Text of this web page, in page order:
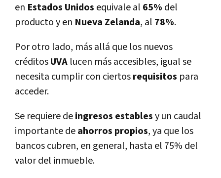
en Estados Unidos equivale al 65% del
producto y en Nueva Zelanda, al 78%.
Por otro lado, más allá que los nuevos
créditosUVA lucen más accesibles, igual se
necesita cumplir con ciertosrequisitos para
acceder.
Se requiere deingresos establesy un caudal
importante deahorros propios, ya que los
bancos cubren, en general, hasta el 75% del
valor del inmueble.